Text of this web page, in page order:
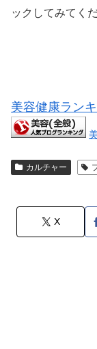
ックしてみてく
美容健康ラン
カルチャー
X